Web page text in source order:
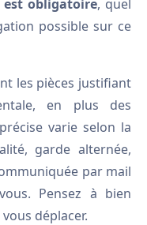
est obligatoire, quel
possible sur ce
les pièces justifiant
en plus des
varie selon la
garde alternée,
par mail
Pensez à bien
déplacer.